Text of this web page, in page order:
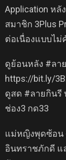
Application ห
สมาชิก 3Plus
ต่อเนื่องแบบไม่
ดูย้อนหลัง #ลา
https://bit.ly/
ดูสด #ลายกินรี
ช่อง3 กด33
แม่หญิงพุดซ้อน
อินทราชภักดี แ